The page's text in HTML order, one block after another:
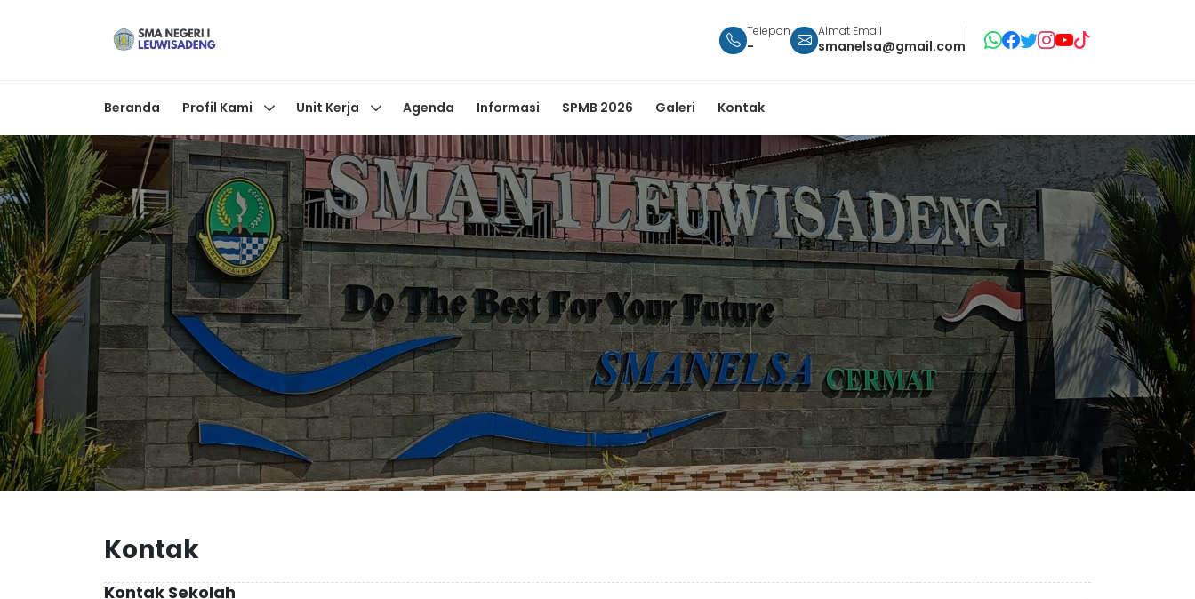
Telepon
-
Almat Email
smanelsa@gmail.com
Beranda Profil Kami Unit Kerja Agenda Informasi SPMB 2026 Galeri Kontak
Kontak
Kontak Sekolah